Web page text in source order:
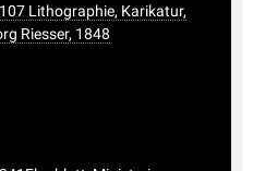
Lithographie, Karikatur,
Riesser, 1848